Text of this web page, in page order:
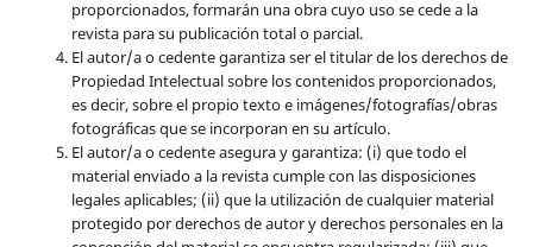
proporcionados, formarán una obra cuyo uso se cede a la
revista para su publicación total o parcial.
El autor/a o cedente garantiza ser el titular de los derechos de
Propiedad Intelectual sobre los contenidos proporcionados,
es decir, sobre el propio texto e imágenes/fotografías/obras
fotográficas que se incorporan en su artículo.
El autor/a o cedente asegura y garantiza: (i) que todo el
material enviado a la revista cumple con las disposiciones
legales aplicables; (ii) que la utilización de cualquier material
protegido por derechos de autor y derechos personales en la